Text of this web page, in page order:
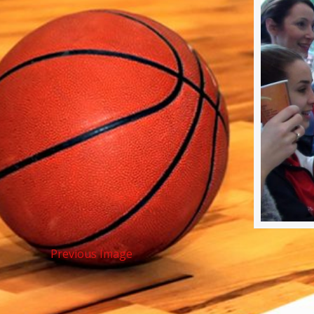
Previous Image